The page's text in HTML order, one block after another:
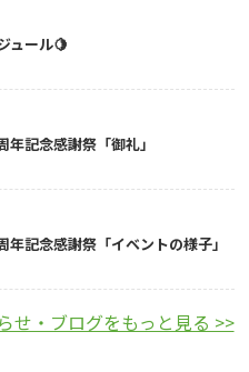
ュール🍋
記念感謝祭「御礼」
記念感謝祭「イベントの様子」
せ・ブログをもっと見る >>